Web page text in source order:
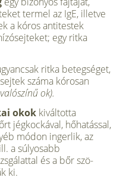
termel az IgE, illetve
a kóros antitestek
egy ritka
ritka betegséget,
száma kórosan
ok).
okok kiváltotta
jégkockával, hőhatással,
módon ingerlik, az
a súlyosabb
és a bőr szö­
ki.